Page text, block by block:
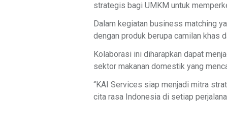
strategis bagi UMKM untuk
Dalam kegiatan business matching
dengan produk berupa camilan khas
Kolaborasi ini diharapkan dapat
sektor makanan domestik yang
“KAI Services siap menjadi mitra
cita rasa Indonesia di setiap